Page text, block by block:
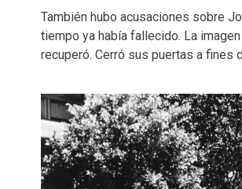
También hubo acusaciones sobre
tiempo ya había fallecido. La
recuperó. Cerró sus puertas a fines